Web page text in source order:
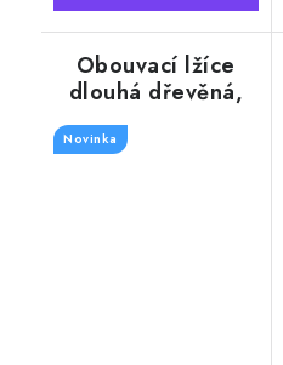
Obouvací lžíce
dlouhá dřevěná,
barva tmavý
mahagon 74 cm
Novinka